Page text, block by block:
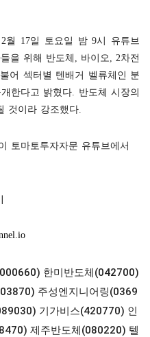
월 17일 토요일 밤 9시 유튜브
을 위해 반도체, 바이오, 2차전
어 섹터별 텐배거 벨류체인 분
한다고 밝혔다. 반도체 시장의
것이라 강조했다.
토마토투자자문 유튜브에서
한미반도체(042700)
주성엔지니어링(0369
기가비스(420770) 인
제주반도체(080220) 텔